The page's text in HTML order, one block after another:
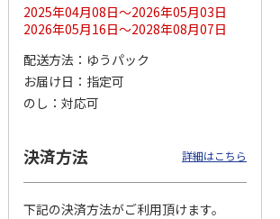
野菜スープ６種類詰
合せ ８食
5.0 （2）
2,880円
＜お中元＞じゃがバ
2025年04月08日～2026年05月03日
2026年05月16日～2028年08月07日
配送方法
ゆうパック
お届け日
指定可
のし
対応可
決済方法 詳細はこちら
下記の決済方法がご利用頂けます。